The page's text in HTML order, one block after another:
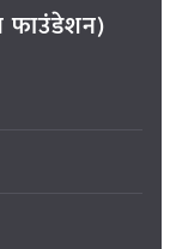
फाउंडेशन)